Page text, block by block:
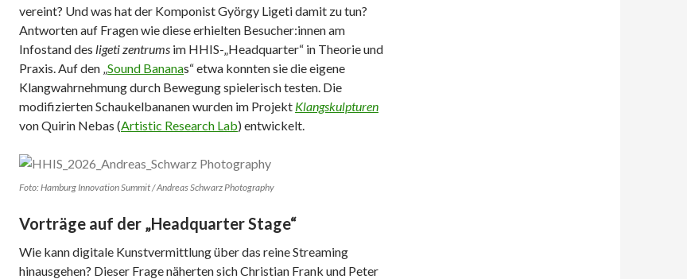
vereint? Und was hat der Komponist György Ligeti damit zu tun?
Antworten auf Fragen wie diese erhielten Besucher:innen am
Infostand des ligeti zentrums im HHIS-„Headquarter“ in Theorie und
Praxis. Auf den „Sound Bananas“ etwa konnten sie die eigene
Klangwahrnehmung durch Bewegung spielerisch testen. Die
modifizierten Schaukelbananen wurden im Projekt Klangskulpturen
von Quirin Nebas (Artistic Research Lab) entwickelt.
Foto: Hamburg Innovation Summit / Andreas Schwarz Photography
Vorträge auf der „Headquarter Stage“
Wie kann digitale Kunstvermittlung über das reine Streaming
hinausgehen? Dieser Frage näherten sich Christian Frank und Peter